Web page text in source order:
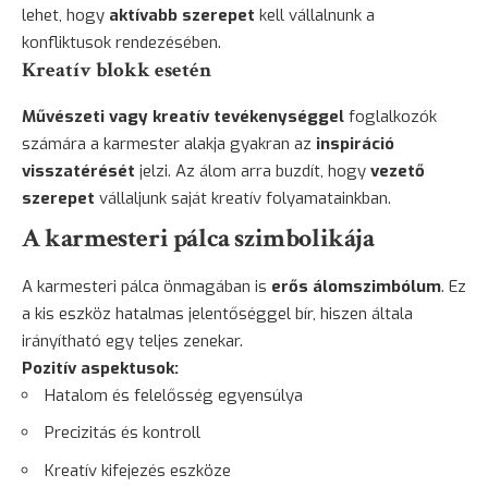
lehet, hogy aktívabb szerepet kell vállalnunk a
konfliktusok rendezésében.
Kreatív blokk esetén
Művészeti vagy kreatív tevékenységgel foglalkozók
számára a karmester alakja gyakran az inspiráció
visszatérését jelzi. Az álom arra buzdít, hogy vezető
szerepet vállaljunk saját kreatív folyamatainkban.
A karmesteri pálca szimbolikája
A karmesteri pálca önmagában is erős álomszimbólum. Ez
a kis eszköz hatalmas jelentőséggel bír, hiszen általa
irányítható egy teljes zenekar.
Pozitív aspektusok:
Hatalom és felelősség egyensúlya
Precizitás és kontroll
Kreatív kifejezés eszköze